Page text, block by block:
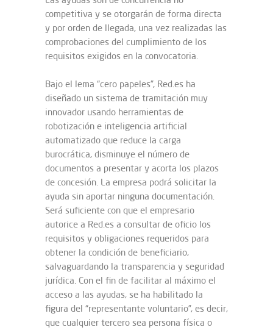
competitiva y se otorgarán de forma directa
y por orden de llegada, una vez realizadas las
comprobaciones del cumplimiento de los
requisitos exigidos en la convocatoria.
Bajo el lema “cero papeles”, Red.es ha
diseñado un sistema de tramitación muy
innovador usando herramientas de
robotización e inteligencia artificial
automatizado que reduce la carga
burocrática, disminuye el número de
documentos a presentar y acorta los plazos
de concesión. La empresa podrá solicitar la
ayuda sin aportar ninguna documentación.
Será suficiente con que el empresario
autorice a Red.es a consultar de oficio los
requisitos y obligaciones requeridos para
obtener la condición de beneficiario,
salvaguardando la transparencia y seguridad
jurídica. Con el fin de facilitar al máximo el
acceso a las ayudas, se ha habilitado la
figura del “representante voluntario”, es decir,
que cualquier tercero sea persona física o